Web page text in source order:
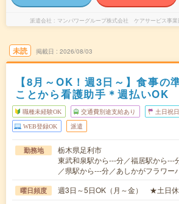
派遣会社 マンパワーグループ株式会社 ケアサービス事
未読 掲載日 2026/08/03
【8月～OK！週3日～】食事の
ことから看護助手＊週払いOK
職種未経験OK 交通費別途支給あり 土日祝
WEB登録OK 派遣
勤務地
栃木県足利市
東武和泉駅から---分／福居駅から---
／県駅から---分／あしかがフラワー
曜日頻度 週3日～5日OK（月～金） ★土日